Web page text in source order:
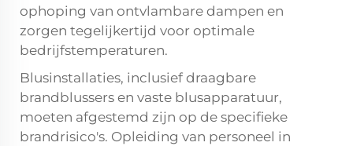
ophoping van ontvlambare dampen en
zorgen tegelijkertijd voor optimale
bedrijfstemperaturen.
Blusinstallaties, inclusief draagbare
brandblussers en vaste blusapparatuur,
moeten afgestemd zijn op de specifieke
brandrisico's. Opleiding van personeel in